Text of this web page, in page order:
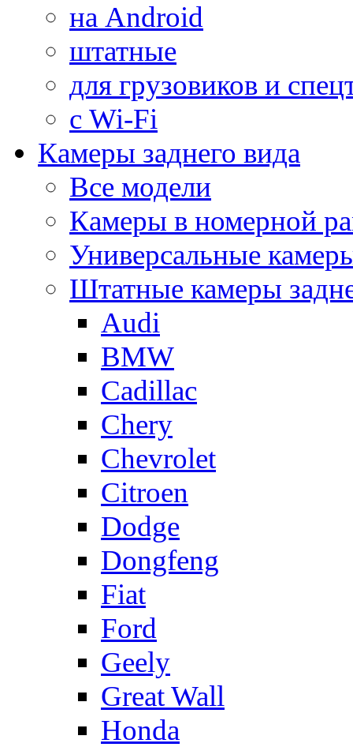
на Android
штатные
для грузовиков и
с Wi-Fi
Камеры заднего вида
Все модели
Камеры в номерной
Универсальные
Штатные камеры
Audi
BMW
Cadillac
Chery
Chevrolet
Citroen
Dodge
Dongfeng
Fiat
Ford
Geely
Great Wall
Honda